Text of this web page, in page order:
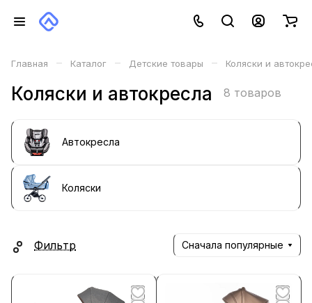
Главная – Каталог – Детские товары – Коляски и
Коляски и автокресла 8 товаров
Автокресла
Коляски
Фильтр Сначала популярные